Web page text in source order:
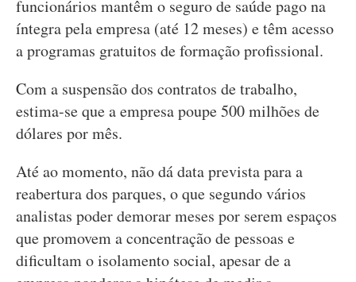
funcionários mantêm o seguro de saúde pago na
íntegra pela empresa (até 12 meses) e têm acesso
a programas gratuitos de formação profissional.
Com a suspensão dos contratos de trabalho,
estima-se que a empresa poupe 500 milhões de
dólares por mês.
Até ao momento, não dá data prevista para a
reabertura dos parques, o que segundo vários
analistas poder demorar meses por serem espaços
que promovem a concentração de pessoas e
dificultam o isolamento social, apesar de a